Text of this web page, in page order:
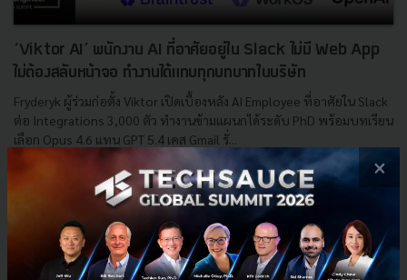
‘Viktor AI’ พนักงาน AI ที่อาศัยอยู่ใน Slack ไม่มี Web App
ไม่ต้องสลับหน้าจอ ทำงานได้แทบทุกบทบาทในบริษัท
Fryderyk ผู้ร่วมก่อตั้ง Viktor เปิดเบื้องหลัง AI Employee ที่อาศัยใน Slack
ต่อ Integrations 3,000 ตัว ทำงานข้ามแผนกได้ระดับ PhD พร้อมบทเรียน
เลือก Opus 4.6 แทน GPT 5.4 เคส Gmail รั่...
| By Techsauce Team
GPT-5 Viktor Jace.ai
×